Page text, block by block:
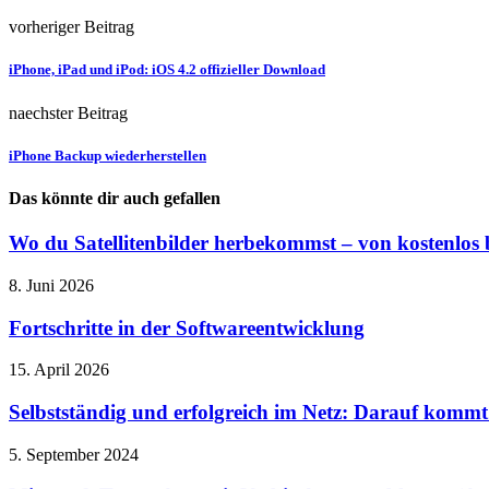
vorheriger Beitrag
iPhone, iPad und iPod: iOS 4.2 offizieller Download
naechster Beitrag
iPhone Backup wiederherstellen
Das könnte dir auch gefallen
Wo du Satellitenbilder herbekommst – von kostenlos
8. Juni 2026
Fortschritte in der Softwareentwicklung
15. April 2026
Selbstständig und erfolgreich im Netz: Darauf kommt
5. September 2024